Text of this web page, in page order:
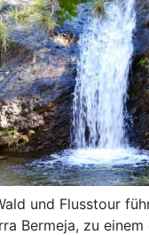
und Flusstour
Bermeja, zu einem